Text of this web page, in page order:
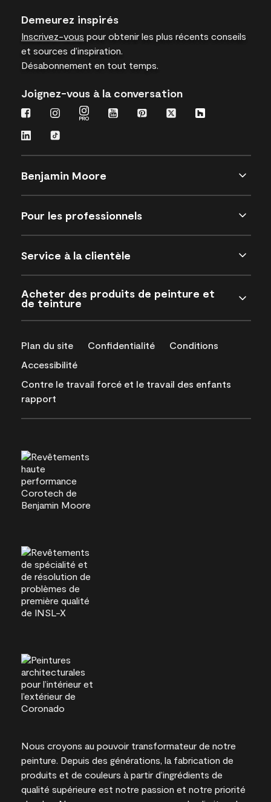
Demeurez inspirés
Inscrivez-vous pour obtenir les plus récents conseils
et sources d’inspiration.
Désabonnement en tout temps.
Joignez-vous à la conversation
Benjamin Moore
Pour les professionnels
Service à la clientèle
Acheter des produits de peinture et
de teinture
Plan du site Confidentialité
Conditions
Accessibilité
Contre le travail forcé et le travail des enfants
rapport
Nous croyons au pouvoir transformateur de notre
peinture. Depuis des générations, la fabrication de
produits et de couleurs à partir d’ingrédients de
qualité supérieure est notre passion et notre priorité